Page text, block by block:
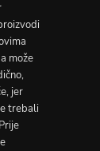
može
jer
trebali